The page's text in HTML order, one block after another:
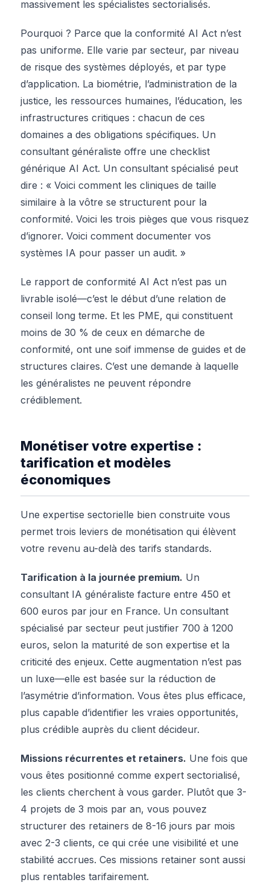
massivement les spécialistes sectorialisés.
Pourquoi ? Parce que la conformité AI Act n’est
pas uniforme. Elle varie par secteur, par niveau
de risque des systèmes déployés, et par type
d’application. La biométrie, l’administration de la
justice, les ressources humaines, l’éducation, les
infrastructures critiques : chacun de ces
domaines a des obligations spécifiques. Un
consultant généraliste offre une checklist
générique AI Act. Un consultant spécialisé peut
dire : « Voici comment les cliniques de taille
similaire à la vôtre se structurent pour la
conformité. Voici les trois pièges que vous risquez
d’ignorer. Voici comment documenter vos
systèmes IA pour passer un audit. »
Le rapport de conformité AI Act n’est pas un
livrable isolé—c’est le début d’une relation de
conseil long terme. Et les PME, qui constituent
moins de 30 % de ceux en démarche de
conformité, ont une soif immense de guides et de
structures claires. C’est une demande à laquelle
les généralistes ne peuvent répondre
crédiblement.
Monétiser votre expertise :
tarification et modèles
économiques
Une expertise sectorielle bien construite vous
permet trois leviers de monétisation qui élèvent
votre revenu au-delà des tarifs standards.
Tarification à la journée premium. Un
consultant IA généraliste facture entre 450 et
600 euros par jour en France. Un consultant
spécialisé par secteur peut justifier 700 à 1200
euros, selon la maturité de son expertise et la
criticité des enjeux. Cette augmentation n’est pas
un luxe—elle est basée sur la réduction de
l’asymétrie d’information. Vous êtes plus efficace,
plus capable d’identifier les vraies opportunités,
plus crédible auprès du client décideur.
Missions récurrentes et retainers. Une fois que
vous êtes positionné comme expert sectorialisé,
les clients cherchent à vous garder. Plutôt que 3-
4 projets de 3 mois par an, vous pouvez
structurer des retainers de 8-16 jours par mois
avec 2-3 clients, ce qui crée une visibilité et une
stabilité accrues. Ces missions retainer sont aussi
plus rentables tarifairement.